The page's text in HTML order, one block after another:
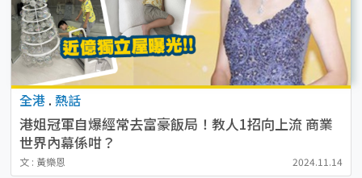
全港 . 熱話
港姐冠軍自爆經常去富豪飯局！教人1招向上流 商業
世界內幕係咁？
文 : 黃樂恩 2024.11.14